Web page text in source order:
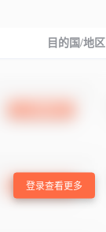
目的国/地区
登录查看更多